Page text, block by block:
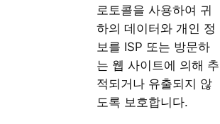
로토콜을 사용하여 귀
하의 데이터와 개인 정
보를 ISP 또는 방문하
는 웹 사이트에 의해 추
적되거나 유출되지 않
도록 보호합니다.